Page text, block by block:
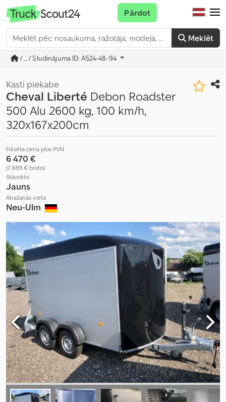
Meklēt
Pārdot
/ ... / Sludinājuma ID: A524-48-94
Kasti piekabe
Cheval Liberté Debon Roadster
500 Alu 2600 kg, 100 km/h,
320x167x200cm
Fiksēta cena plus PVN
6 470 €
(7 699 € bruto)
Stāvoklis
Jauns
Atrašanās vieta
Neu-Ulm